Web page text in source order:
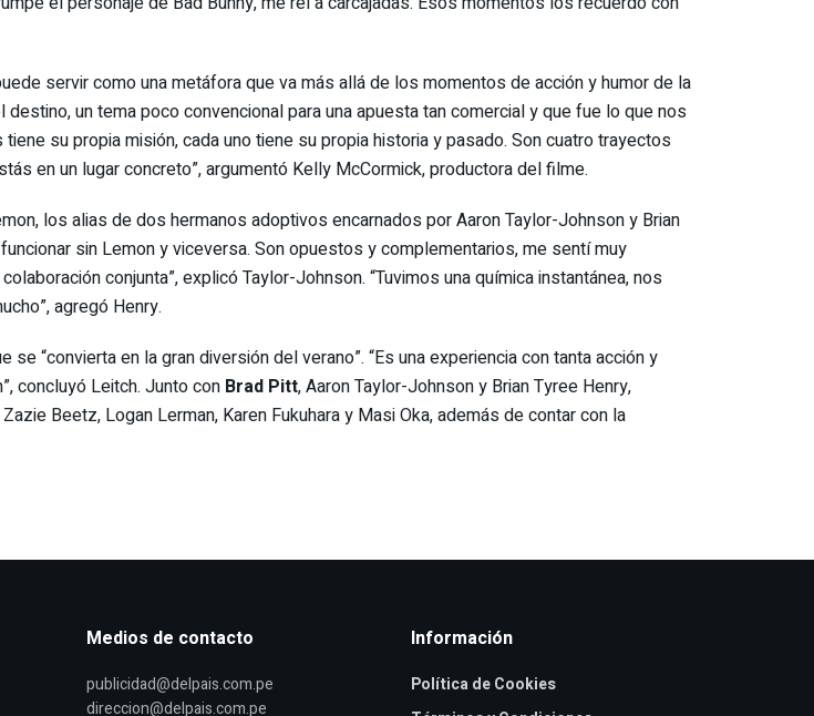
servir como una metáfora que va más allá de los momentos de acción y humor de la
un tema poco convencional para una apuesta tan comercial y que fue lo que nos
su propia misión, cada uno tiene su propia historia y pasado. Son cuatro trayectos
en un lugar concreto”, argumentó Kelly McCormick, productora del filme.
los alias de dos hermanos adoptivos encarnados por Aaron Taylor-Johnson y Brian
sin Lemon y viceversa. Son opuestos y complementarios, me sentí muy
conjunta”, explicó Taylor-Johnson. “Tuvimos una química instantánea, nos
agregó Henry.
“convierta en la gran diversión del verano”. “Es una experiencia con tanta acción y
concluyó Leitch. Junto con Brad Pitt, Aaron Taylor-Johnson y Brian Tyree Henry,
Beetz, Logan Lerman, Karen Fukuhara y Masi Oka, además de contar con la
Medios de contacto
publicidad@delpais.com.pe
direccion@delpais.com.pe
Información
Política de Cookies